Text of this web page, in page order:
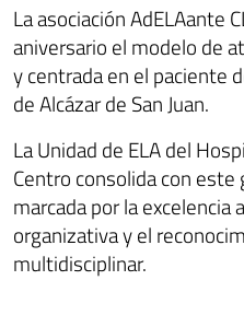
La asociación AdELAante
aniversario el modelo de
y centrada en el paciente
de Alcázar de San Juan.
La Unidad de ELA del
Centro consolida con
marcada por la excelencia
organizativa y el
multidisciplinar.